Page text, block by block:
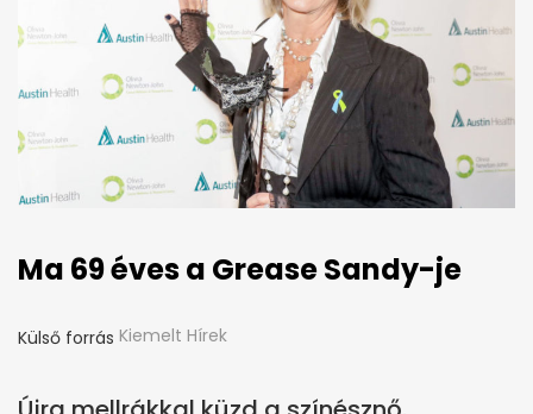
Ma 69 éves a Grease Sandy-je
Külső forrás Kiemelt Hírek